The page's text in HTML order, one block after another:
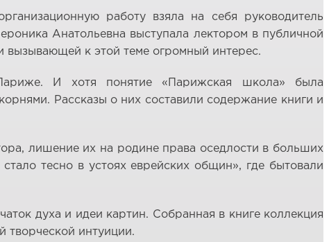
работу взяла на себя руководитель
Анатольевна выступала лектором в публичной
вызывающей к этой теме огромный интерес.
И хотя понятие «Парижская школа» была
Рассказы о них составили содержание книги и
лишение их на родине права оседлости в больших
тесно в устоях еврейских общин», где бытовали
духа и идеи картин. Собранная в книге коллекция
творческой интуиции.